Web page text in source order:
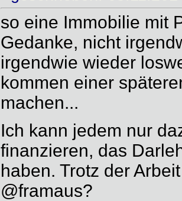
so eine Immobilie mit
Gedanke, nicht
irgendwie wieder
kommen einer
machen...
Ich kann jedem nur
finanzieren, das
haben. Trotz der
@framaus?